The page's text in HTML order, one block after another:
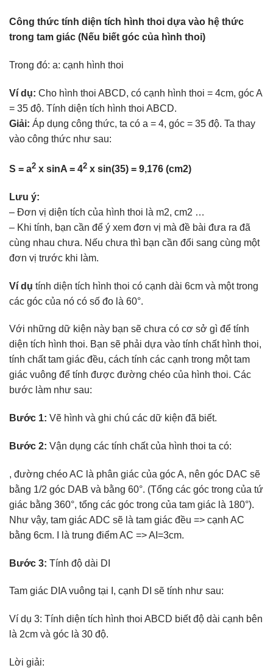
Công thức tính diện tích hình thoi dựa vào hệ thức
trong tam giác (Nếu biết góc của hình thoi)
Trong đó: a: cạnh hình thoi
Ví dụ: Cho hình thoi ABCD, có cạnh hình thoi = 4cm, góc A
= 35 độ. Tính diện tích hình thoi ABCD.
Giải: Áp dụng công thức, ta có a = 4, góc = 35 độ. Ta thay
vào công thức như sau:
S = a2 x sinA = 42 x sin(35) = 9,176 (cm2)
Lưu ý:
– Đơn vị diện tích của hình thoi là m2, cm2 …
– Khi tính, bạn cần để ý xem đơn vị mà đề bài đưa ra đã
cùng nhau chưa. Nếu chưa thì bạn cần đổi sang cùng một
đơn vị trước khi làm.
Ví dụ tính diện tích hình thoi có cạnh dài 6cm và một trong
các góc của nó có số đo là 60°.
Với những dữ kiện này bạn sẽ chưa có cơ sở gì để tính
diện tích hình thoi. Bạn sẽ phải dựa vào tính chất hình thoi,
tính chất tam giác đều, cách tính các cạnh trong một tam
giác vuông để tính được đường chéo của hình thoi. Các
bước làm như sau:
Bước 1: Vẽ hình và ghi chú các dữ kiện đã biết.
Bước 2: Vận dụng các tính chất của hình thoi ta có:
, đường chéo AC là phân giác của góc A, nên góc DAC sẽ
bằng 1/2 góc DAB và bằng 60°. (Tổng các góc trong của tứ
giác bằng 360°, tổng các góc trong của tam giác là 180°).
Như vậy, tam giác ADC sẽ là tam giác đều => cạnh AC
bằng 6cm. I là trung điểm AC => AI=3cm.
Bước 3: Tính độ dài DI
Tam giác DIA vuông tại I, cạnh DI sẽ tính như sau:
Ví dụ 3: Tính diện tích hình thoi ABCD biết độ dài cạnh bên
là 2cm và góc là 30 độ.
Lời giải: